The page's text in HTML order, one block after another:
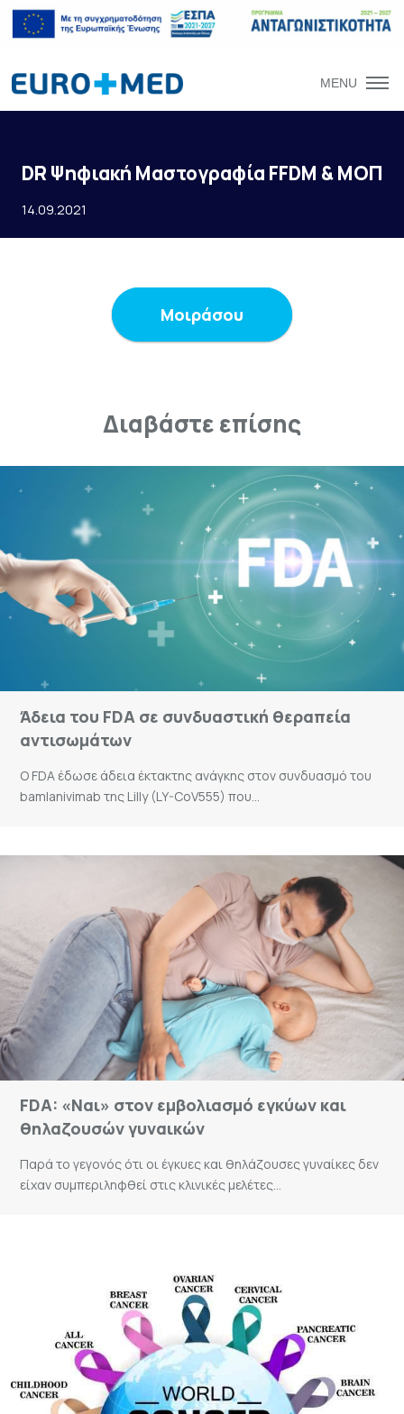
MENU
DR Ψηφιακή Μαστογραφία FFDM & ΜΟΠ
14.09.2021
Μοιράσου
Διαβάστε επίσης
Άδεια του FDA σε συνδυαστική θεραπεία
αντισωμάτων
Ο FDA έδωσε άδεια έκτακτης ανάγκης στον συνδυασμό του
bamlanivimab της Lilly (LY-CoV555) που...
FDA: «Ναι» στον εμβολιασμό εγκύων και
θηλαζουσών γυναικών
Παρά το γεγονός ότι οι έγκυες και θηλάζουσες γυναίκες δεν
είχαν συμπεριληφθεί στις κλινικές μελέτες...